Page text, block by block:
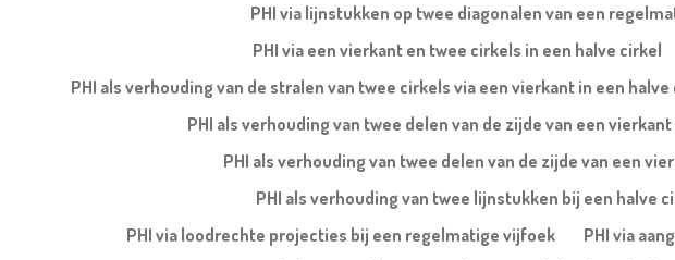
PHI via lijnstukken op twee diagonalen van een
PHI via een vierkant en twee cirkels in een halve cirkel
PHI als verhouding van de stralen van twee cirkels via een vierkant in een halve
PHI als verhouding van twee delen van de zijde van een
PHI als verhouding van twee delen van de zijde van een
PHI als verhouding van twee lijnstukken bij een halve
PHI via loodrechte projecties bij een regelmatige vijfoek
PHI via